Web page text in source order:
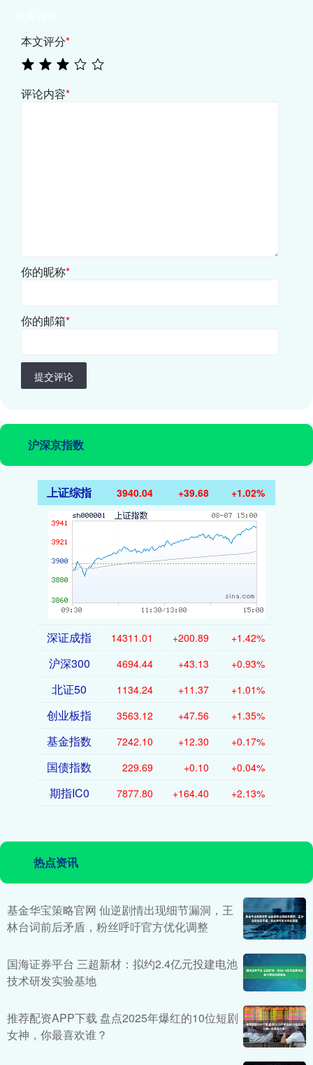
本文评分*
评论内容*
你的昵称*
你的邮箱*
提交评论
沪深京指数
上证综指 3940.04 +39.68 +1.02%
深证成指 14311.01 +200.89 +1.42%
沪深300 4694.44 +43.13 +0.93%
北证50 1134.24 +11.37 +1.01%
创业板指 3563.12 +47.56 +1.35%
基金指数 7242.10 +12.30 +0.17%
国债指数 229.69 +0.10 +0.04%
期指IC0 7877.80 +164.40 +2.13%
热点资讯
基金华宝策略官网 仙逆剧情出现细节漏洞，王
林台词前后矛盾，粉丝呼吁官方优化调整
国海证券平台 三超新材：拟约2.4亿元投建电池
技术研发实验基地
推荐配资APP下载 盘点2025年爆红的10位短剧
女神，你最喜欢谁？